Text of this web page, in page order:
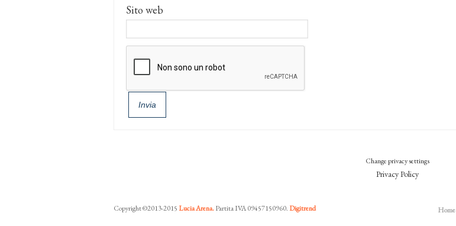
Sito web
Change privacy settings
Privacy Policy
Copyright ©2013-2015 Lucia Arena.Partita IVA 09457150960. Digitrend Home